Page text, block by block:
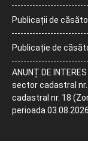
Publicații de
Publicație de
ANUNȚ DE
sector cadastral
cadastral nr. 18
perioada